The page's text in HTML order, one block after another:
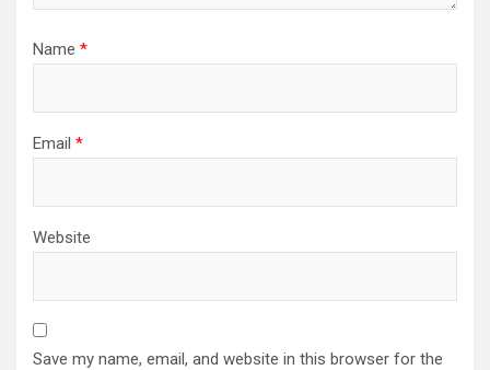
Name *
Email *
Website
Save my name, email, and website in this browser for the